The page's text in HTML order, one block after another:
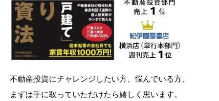
不動産投資にチャレンジしたい方、悩んでいる方、
まずは手に取っていただけたら嬉しく思います。